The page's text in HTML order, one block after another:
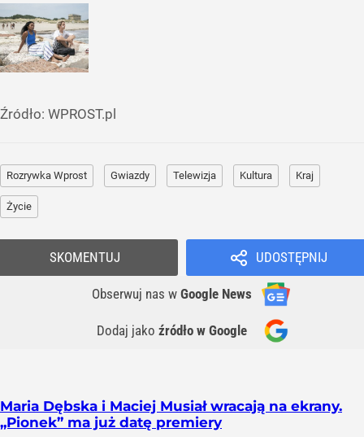
Źródło: WPROST.pl
Rozrywka Wprost Gwiazdy Telewizja Kultura Kraj
Życie
UDOSTĘPNIJ
Obserwuj nas w Google News
Dodaj jako źródło w Google
SKOMENTUJ
Maria Dębska i Maciej Musiał wracają na ekrany.
„Pionek” ma już datę premiery